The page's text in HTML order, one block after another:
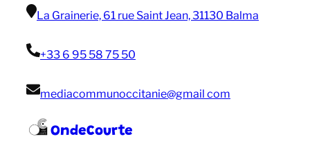
La Grainerie, 61 rue Saint Jean, 31130 Balma
+33 6 95 58 75 50
mediacommunoccitanie@gmail com
OndeCourte